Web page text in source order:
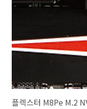
SSD 250GB 성능 벤치마크
플렉스터 M8Pe M.2